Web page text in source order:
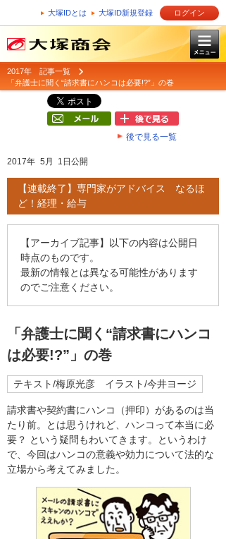
大塚IDとは 大塚ID新規登録 ログイン
2017年 記事一覧
「弁護士に聞く“請求書にハンコは必要!?”」の巻
後で見る一覧
2017年 5月 1日公開
【連載終了】専門家がアドバイス なるほ
ど！経理・給与
【アーカイブ記事】以下の内容は公開日
時点のものです。
最新の情報とは異なる可能性があります
のでご注意ください。
「弁護士に聞く“請求書にハンコ
は必要!?”」の巻
テキスト/梅原光彦 イラスト/今井ヨージ
請求書や契約書にハンコ（押印）があるのは当
たり前。とは思うけれど、ハンコって本当に必
要？ という疑問もわいてきます。というわけ
で、今回はハンコの意義や効力について法的な
立場から考えてみました。